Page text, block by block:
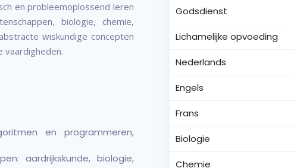
en probleemoplossend leren
biologie, chemie,
wiskundige concepten
vaardigheden.
en programmeren,
aardrijkskunde, biologie,
Godsdienst
Lichamelijke opvoeding
Nederlands
Engels
Frans
Biologie
Chemie